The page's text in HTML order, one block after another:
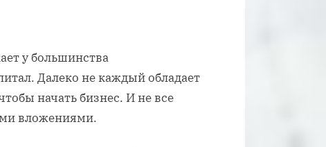
у большинства
Далеко не каждый обладает
начать бизнес. И не все
вложениями.